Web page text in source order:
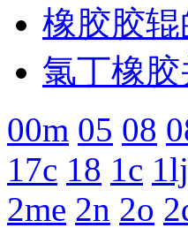
橡胶胶
氯丁橡
00m 05 08
17c 18 1c 1lj
2me 2n 2o